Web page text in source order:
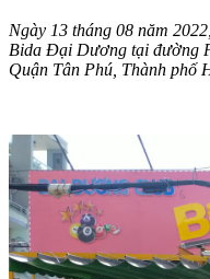
Ngày 13 tháng 08 năm
Bida Đại Dương tại đường
Quận Tân Phú, Thành phố